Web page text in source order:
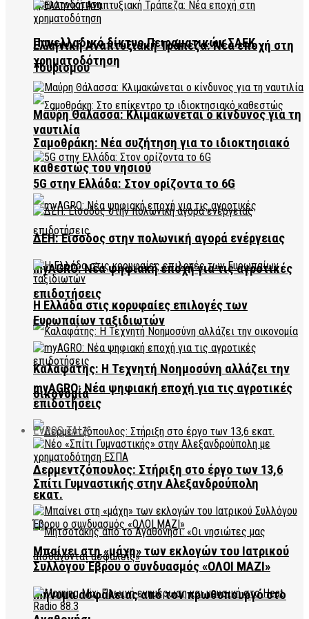
Πανελλαδικό δίκτυο Πειραματικών ΣΑΕΚ
Τουρισμού
Σαμοθράκη: Νέα συζήτηση για το ιδιοκτησιακό
καθεστώς του νησιού
myAGRO: Νέα ψηφιακή εποχή για τις αγροτικές
επιδοτήσεις
Καλαφάτης: Η Τεχνητή Νοημοσύνη αλλάζει την
οικονομία
Δερμεντζόπουλος: Στήριξη στο έργο των 13,6
εκατ.
Μήνυμα ασφάλειας από τον πρωθυπουργό στο
Ελληνική Αναπτυξιακή Τράπεζα: Νέα εποχή στη
χρηματοδότηση
Μαύρη Θάλασσα: Κλιμακώνεται ο κίνδυνος για τη
ναυτιλία
5G στην Ελλάδα: Στον ορίζοντα το 6G
ΔΕΗ: Είσοδος στην πολωνική αγορά ενέργειας
Η Ελλάδα στις κορυφαίες επιλογές των
Ευρωπαίων ταξιδιωτών
myAGRO: Νέα ψηφιακή εποχή για τις αγροτικές
επιδοτήσεις
EVROS TALK
Σπίτι Γυμναστικής στην Αλεξανδρούπολη
Μπαίνει στη «μάχη» των εκλογών του Ιατρικού
Συλλόγου Έβρου ο συνδυασμός «ΟΛΟΙ ΜΑΖΙ»